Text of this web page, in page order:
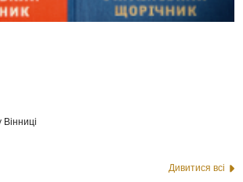
Вінниці
Дивитися всі